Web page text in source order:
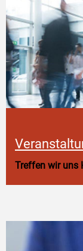
Treffen wir uns